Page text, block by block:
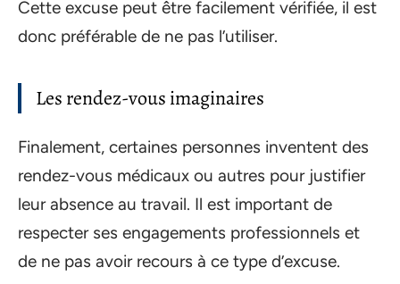
Cette excuse peut être facilement vérifiée, il est
donc préférable de ne pas l’utiliser.
Les rendez-vous imaginaires
Finalement, certaines personnes inventent des
rendez-vous médicaux ou autres pour justifier
leur absence au travail. Il est important de
respecter ses engagements professionnels et
de ne pas avoir recours à ce type d’excuse.